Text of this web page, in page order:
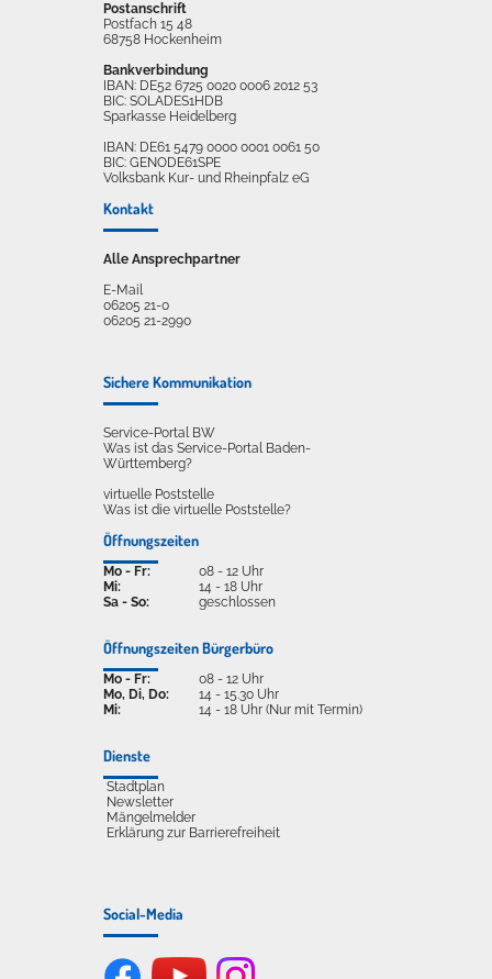
Postanschrift
Postfach 15 48
68758 Hockenheim
Bankverbindung
IBAN: DE52 6725 0020 0006 2012 53
BIC: SOLADES1HDB
Sparkasse Heidelberg
IBAN: DE61 5479 0000 0001 0061 50
BIC: GENODE61SPE
Volksbank Kur- und Rheinpfalz eG
Kontakt
Alle Ansprechpartner
E-Mail
06205 21-0
06205 21-2990
Sichere Kommunikation
Service-Portal BW
Was ist das Service-Portal Baden-
Württemberg?
virtuelle Poststelle
Was ist die virtuelle Poststelle?
Öffnungszeiten
Mo - Fr:
Mi:
Sa - So:
08 - 12 Uhr
14 - 18 Uhr
geschlossen
Öffnungszeiten Bürgerbüro
Mo - Fr:
Mo, Di, Do:
Mi:
08 - 12 Uhr
14 - 15.30 Uhr
14 - 18 Uhr (Nur mit Termin)
Dienste
Stadtplan
Newsletter
Mängelmelder
Erklärung zur Barrierefreiheit
Social-Media